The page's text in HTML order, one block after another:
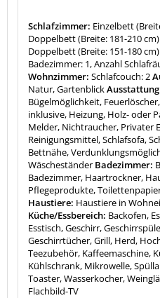
Schlafzimmer: Einzelbett
Doppelbett (Breite: 181-210
Doppelbett (Breite: 151-180
Badezimmer: 1, Anzahl
Wohnzimmer: Schlafcouch: 2
Natur, Gartenblick
Bügelmöglichkeit,
inklusive, Heizung, Holz- oder
Melder, Nichtraucher, Privater
Reinigungsmittel, Schlafsofa,
Bettnähe,
Wäscheständer Badezimmer:
Badezimmer, Haartrockner,
Pflegeprodukte,
Haustiere: Haustiere in
Küche/Essbereich: Backofen,
Esstisch, Geschirr,
Geschirrtücher, Grill, Herd,
Teezubehör, Kaffeemaschine,
Kühlschrank, Mikrowelle,
Toaster, Wasserkocher,
Flachbild-TV